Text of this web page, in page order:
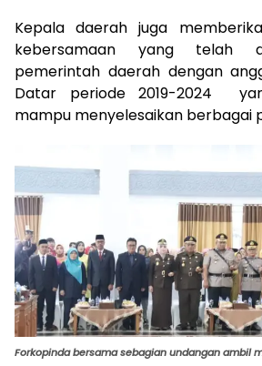
Kepala daerah juga
kebersamaan yang telah
pemerintah daerah dengan
Datar periode 2019-2024
mampu menyelesaikan berbagai
Forkopinda bersama sebagian undangan ambil